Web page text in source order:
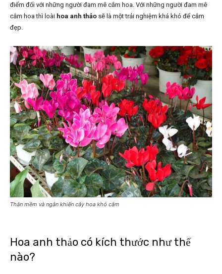
điểm đối với những người đam mê cắm hoa. Với những người đam mê
cắm hoa thì loài hoa anh thảo sẽ là một trải nghiệm khá khó để cắm
đẹp.
Thân mềm và ngắn khiến cây hoa khó cắm
Hoa anh thảo có kích thước như thế
nào?